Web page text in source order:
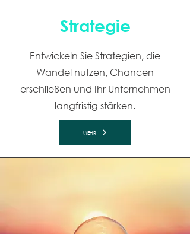
Strategie
Entwickeln Sie Strategien, die
Wandel nutzen, Chancen
erschließen und Ihr Unternehmen
langfristig stärken.
MEHR